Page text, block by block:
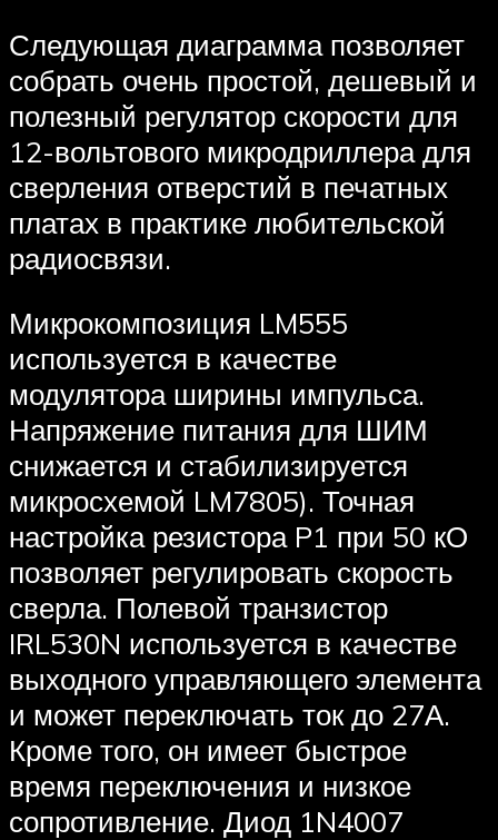
Следующая диаграмма позволяет
собрать очень простой, дешевый и
полезный регулятор скорости для
12-вольтового микродриллера для
сверления отверстий в печатных
платах в практике любительской
радиосвязи.
Микрокомпозиция LM555
используется в качестве
модулятора ширины импульса.
Напряжение питания для ШИМ
снижается и стабилизируется
микросхемой LM7805). Точная
настройка резистора P1 при 50 кО
позволяет регулировать скорость
сверла. Полевой транзистор
IRL530N используется в качестве
выходного управляющего элемента
и может переключать ток до 27А.
Кроме того, он имеет быстрое
время переключения и низкое
сопротивление. Диод 1N4007